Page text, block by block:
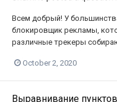
Всем добрый! У
блокировщик рекламы,
различные трекеры
October 2, 2020
Выравнивание